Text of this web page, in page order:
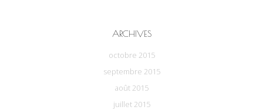
ARCHIVES
octobre 2015
septembre 2015
août 2015
juillet 2015